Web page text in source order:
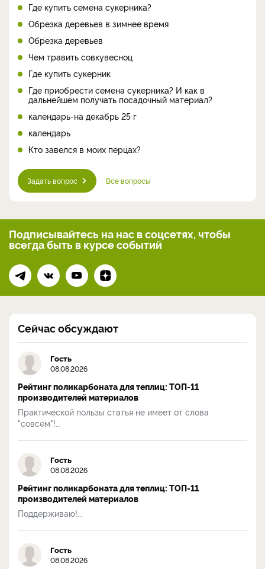
Где купить семена сукерника?
Обрезка деревьев в зимнее время
Обрезка деревьев
Чем травить совкувесноц
Где купить сукерник
Где приобрести семена сукерника? И как в
дальнейшем получать посадочный материал?
календарь-на декабрь 25 г
календарь
Кто завелся в моих перцах?
Задать вопрос Все вопросы
Подписывайтесь на нас в соцсетях, чтобы
всегдабыть в курсе событий
Сейчас обсуждают
Гость
08.08.2026
Рейтинг поликарбоната для теплиц: ТОП-11
производителей материалов
Практической пользы статья не имеет от слова
"совсем"!...
Гость
08.08.2026
Рейтинг поликарбоната для теплиц: ТОП-11
производителей материалов
Поддерживаю!...
Гость
08.08.2026